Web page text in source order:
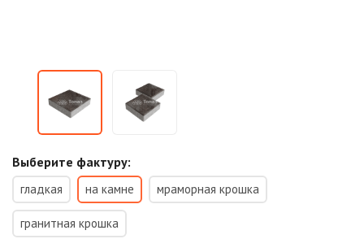
Выберите фактуру:
гладкая на камне мраморная крошка
гранитная крошка